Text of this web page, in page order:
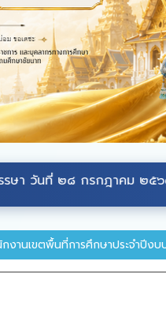
รกฎาคม ๒๕๖๙ ผ่านระบบอ
งานเขตพื้นที่การศึกษาประจำปีงบ